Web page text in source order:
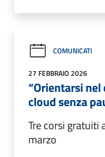
COMUNICATI
27 FEBBRAIO 2026
“Orientarsi
cloud senza
Tre corsi gratuiti
marzo